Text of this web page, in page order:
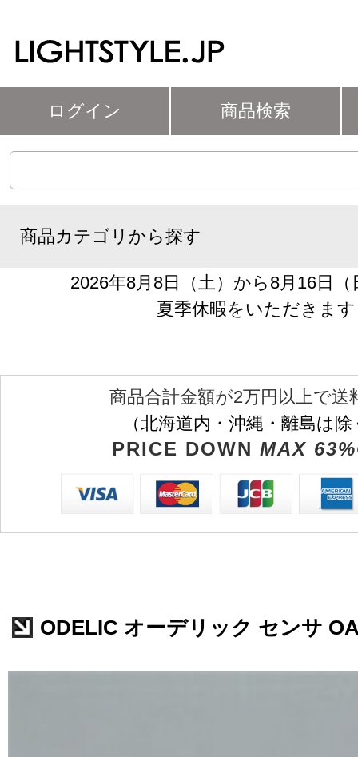
ログイン 商品検索
商品カテゴリから探す
2026年8月8日（土）から8月16日
夏季休暇をいただきます
商品合計金額が2万円以上で送
（北海道内・沖縄・離島は
PRICE DOWN MAX
ODELIC オーデリック センサ